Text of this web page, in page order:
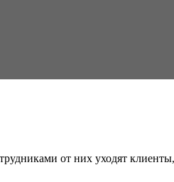
от них уходят